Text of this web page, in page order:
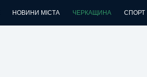
НОВИНИ МІСТА ЧЕРКАЩИНА СПОРТ